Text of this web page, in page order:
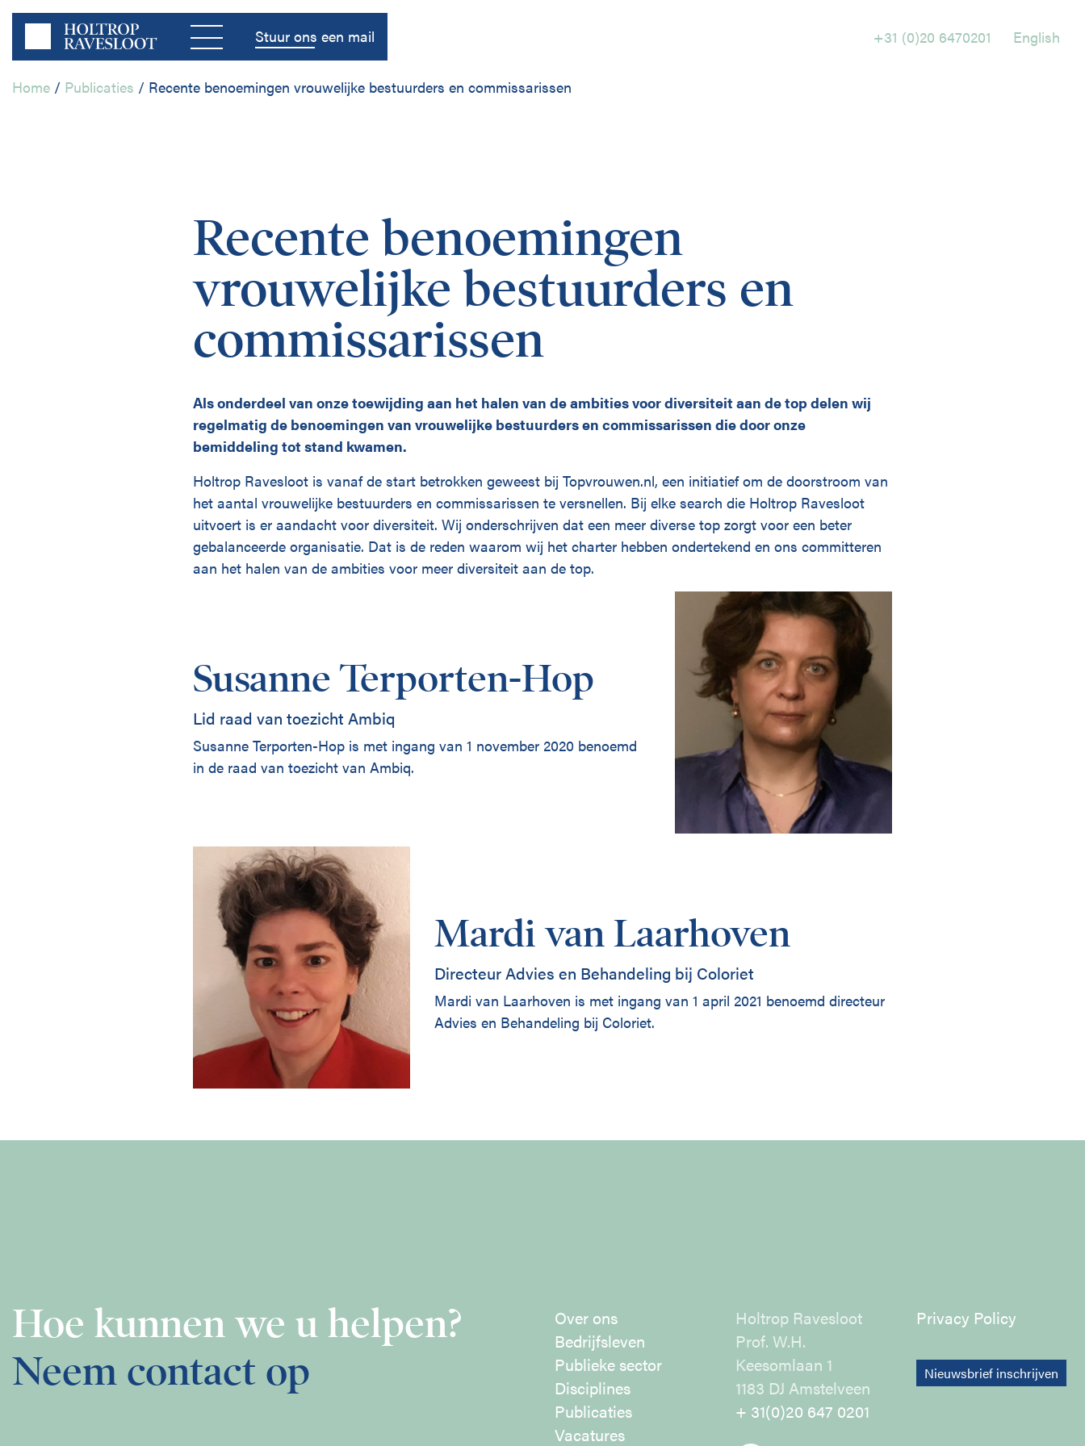
Stuur ons een mail +31 (0)20 6470201 English
Home / Publicaties / Recente benoemingen vrouwelijke bestuurders en commissarissen
Menu
Bedrijfsleven
Publicaties
Publieke Sector
Contact
Disciplines
Recente benoemingen
vrouwelijke bestuurders en
commissarissen
Als onderdeel van onze toewijding aan het halen van de ambities voor diversiteit aan de top delen wij
regelmatig de benoemingen van vrouwelijke bestuurders en commissarissen die door onze
bemiddeling tot stand kwamen.
Holtrop Ravesloot is vanaf de start betrokken geweest bij Topvrouwen.nl, een initiatief om de doorstroom van
het aantal vrouwelijke bestuurders en commissarissen te versnellen. Bij elke search die Holtrop Ravesloot
uitvoert is er aandacht voor diversiteit. Wij onderschrijven dat een meer diverse top zorgt voor een beter
gebalanceerde organisatie. Dat is de reden waarom wij het charter hebben ondertekend en ons committeren
aan het halen van de ambities voor meer diversiteit aan de top.
Susanne Terporten-Hop
Lid raad van toezicht Ambiq
Susanne Terporten-Hop is met ingang van 1 november 2020 benoemd
in de raad van toezicht van Ambiq.
Mardi van Laarhoven
Directeur Advies en Behandeling bij Coloriet
Mardi van Laarhoven is met ingang van 1 april 2021 benoemd directeur
Advies en Behandeling bij Coloriet.
Hoe kunnen we u helpen?
Neem contact op
Over ons
Bedrijfsleven
Publieke sector
Disciplines
Publicaties
Vacatures
Holtrop Ravesloot
Prof. W.H.
Keesomlaan 1
1183 DJ Amstelveen
+ 31(0)20 647 0201
Privacy Policy
Nieuwsbrief inschrijven